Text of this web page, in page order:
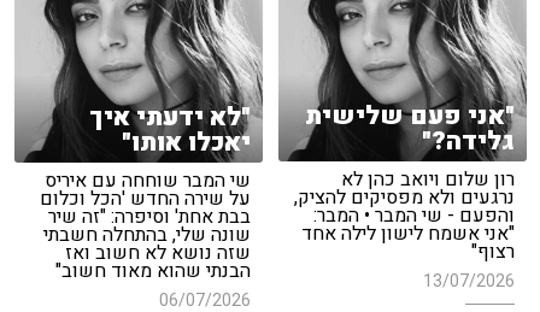
"אני פעם שלישית
גלידה?"
רון שלום ויואב כהן לא
נרגעים ולא מפסיקים להציק,
והפעם - שי המבר • המבר:
"אני אשמח לישון לילה אחד
רצוף"
13/07/2026
"לא ידעתי איך
יאכלו אותו"
שי המבר שוחחה עם איריס
על שירה החדש 'הכל וכלום
בבת אחת' וסיפרה: "זה שיר
שונה שלי, בהתחלה חשבתי
שזה נושא לא חשוב ואז
הבנתי שהוא מאוד חשוב"
06/07/2026